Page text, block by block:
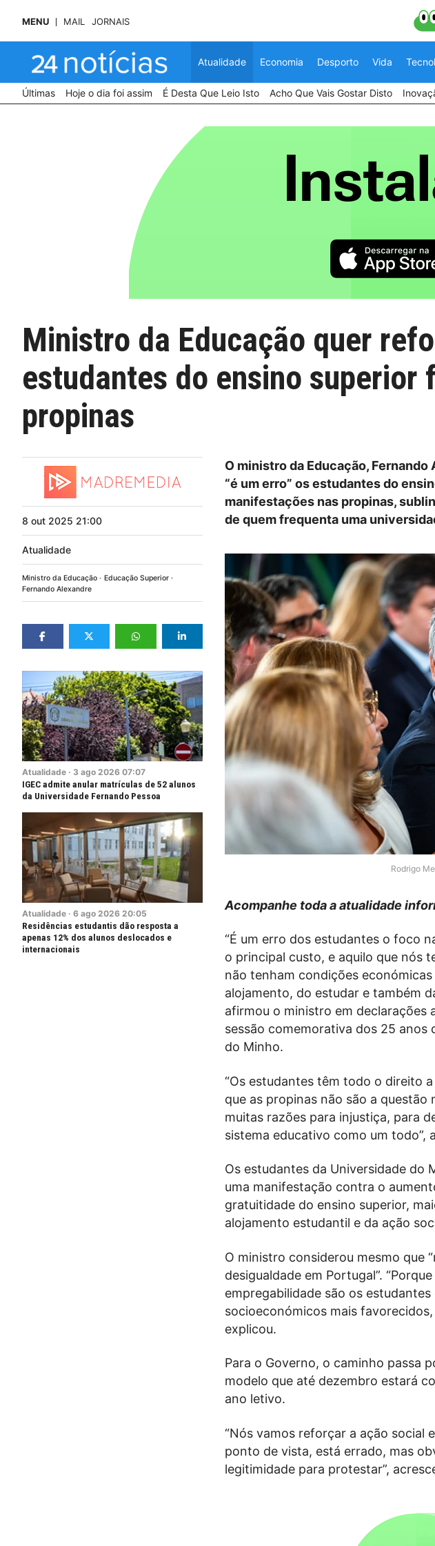
MENU MAIL JORNAIS
Atualidade Economia Desporto Vida
Últimas Hoje o dia foi assim É Desta Que Leio Isto Acho Que Vais Gostar Disto
Ministro da Educação quer
estudantes do ensino superior
propinas
8 out 2025 21:00
Atualidade
Ministro da Educação
Educação Superior
Fernando Alexandre
Atualidade · 3 ago 2026 07:07
IGEC admite anular matrículas de 52 alunos
da Universidade Fernando Pessoa
Atualidade · 6 ago 2026 20:05
Residências estudantis dão resposta a
apenas 12% dos alunos deslocados e
internacionais
O ministro da Educação,
“é um erro” os estudantes do
manifestações nas propinas,
de quem frequenta uma
Rodrigo
Acompanhe toda a atualidade
“É um erro dos estudantes o foco
o principal custo, e aquilo que nós
não tenham condições
alojamento, do estudar e também
afirmou o ministro em declarações
sessão comemorativa dos 25 anos
do Minho.
“Os estudantes têm todo o direito
que as propinas não são a
muitas razões para injustiça, para
sistema educativo como um todo”,
Os estudantes da Universidade do
uma manifestação contra o
gratuitidade do ensino superior,
alojamento estudantil e da ação
O ministro considerou mesmo que
desigualdade em Portugal”.
empregabilidade são os
socioeconómicos mais
explicou.
Para o Governo, o caminho passa
modelo que até dezembro estará
ano letivo.
“Nós vamos reforçar a ação social
ponto de vista, está errado, mas
legitimidade para protestar”,